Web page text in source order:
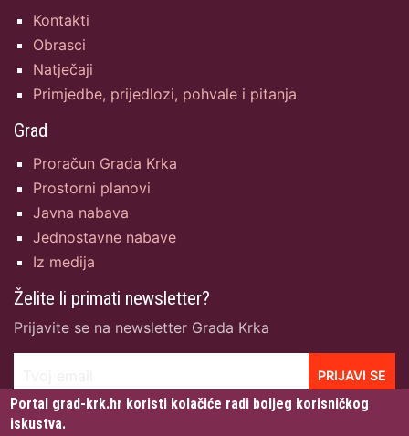
Kontakti
Obrasci
Natječaji
Primjedbe, prijedlozi, pohvale i pitanja
Grad
Proračun Grada Krka
Prostorni planovi
Javna nabava
Jednostavne nabave
Iz medija
Želite li primati newsletter?
Prijavite se na newsletter Grada Krka
PRIJAVI SE
Portal grad-krk.hr koristi kolačiće radi boljeg korisničkog
iskustva.